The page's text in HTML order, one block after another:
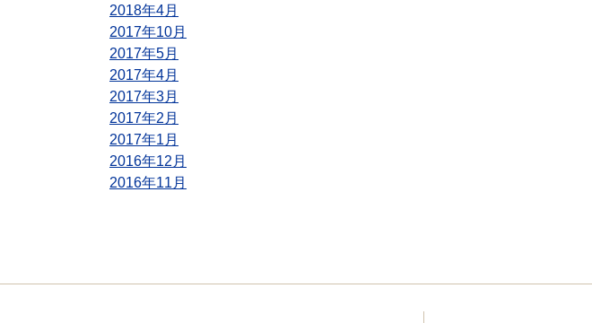
2018年4月
2017年10月
2017年5月
2017年4月
2017年3月
2017年2月
2017年1月
2016年12月
2016年11月